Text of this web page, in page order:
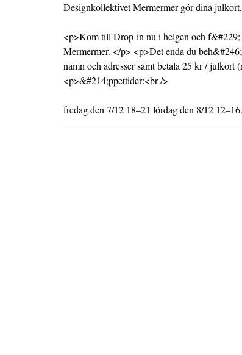
Designkollektivet Mermermer gör dina
<p>Kom till Drop-in nu i helgen och
Mermermer. </p> <p>Det enda du
namn och adresser samt betala 25 kr /
<p>&#214;ppettider:<br />
fredag den 7/12 18–21 lördag den 8/12